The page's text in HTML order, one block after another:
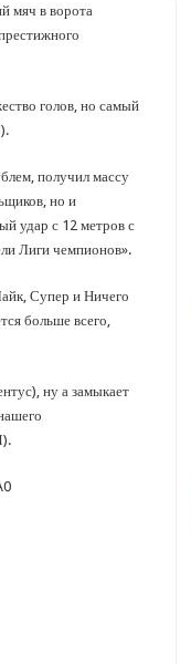
мяч в ворота
голов, но самый
получил массу
но и
удар с 12 метров с
Лиги чемпионов».
Супер и Ничего
больше всего,
ну а замыкает